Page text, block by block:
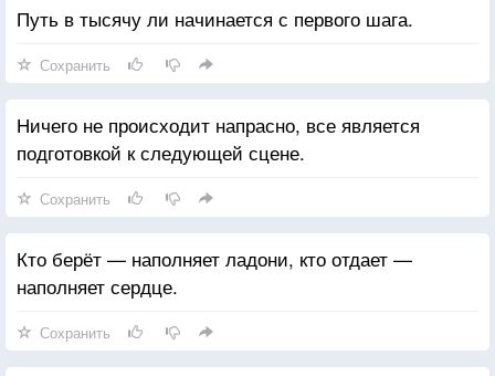
Путь в тысячу ли начинается с первого шага.
Сохранить
Ничего не происходит напрасно, все является
подготовкой к следующей сцене.
Сохранить
Кто берёт — наполняет ладони, кто отдает —
наполняет сердце.
Сохранить